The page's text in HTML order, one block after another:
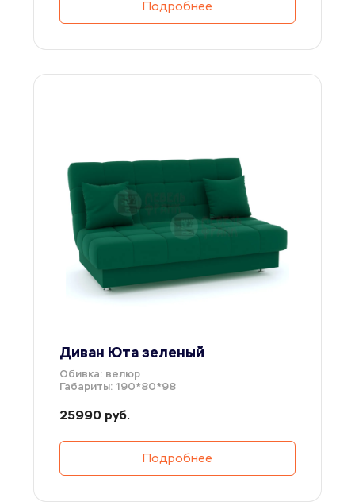
Подробнее
Диван Юта зеленый
Обивка: велюр
Габариты: 190*80*98
25990 руб.
Подробнее